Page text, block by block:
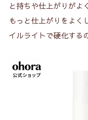
と持ちや仕上がりがよ
もっと仕上がりをよく
イルライトで硬化する